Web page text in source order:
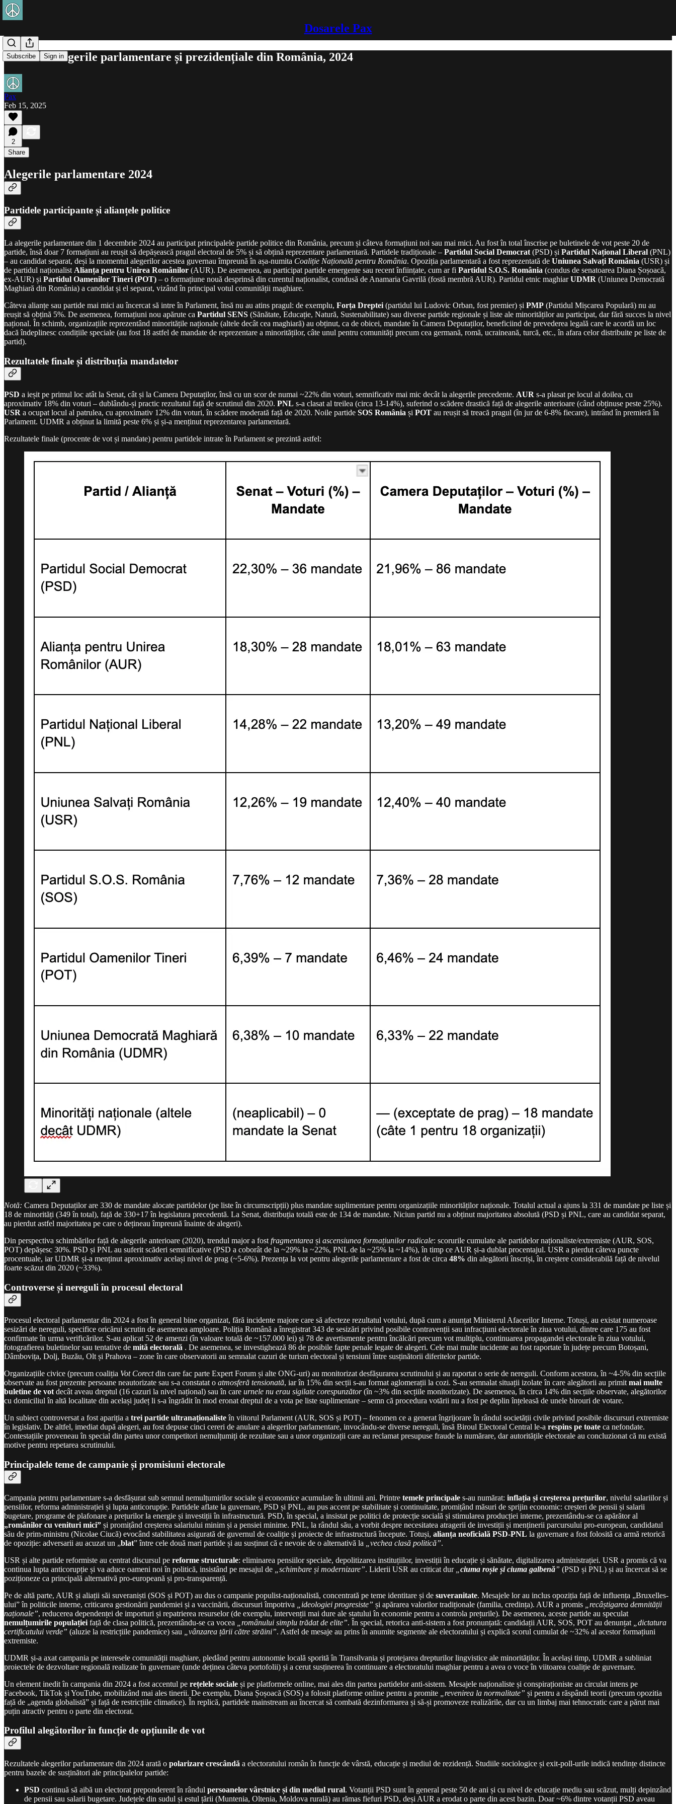
Dosarele Pax
Subscribe Sign in
Analiză: Alegerile parlamentare și prezidențiale din România, 2024
Pax
Feb 15, 2025
2
Share
Alegerile parlamentare 2024
Partidele participante și alianțele politice
La alegerile parlamentare din 1 decembrie 2024 au participat principalele partide politice din România, precum și câteva formațiuni noi sau mai mici. Au fost în total înscrise pe buletinele de vot peste 20 de
partide, însă doar 7 formațiuni au reușit să depășească pragul electoral de 5% și să obțină reprezentare parlamentară. Partidele tradiționale – Partidul Social Democrat (PSD) și Partidul Național Liberal (PNL)
– au candidat separat, deși la momentul alegerilor acestea guvernau împreună în așa-numita Coaliție Națională pentru România. Opoziția parlamentară a fost reprezentată de Uniunea Salvați România (USR) și
de partidul naționalist Alianța pentru Unirea Românilor (AUR). De asemenea, au participat partide emergente sau recent înființate, cum ar fi Partidul S.O.S. România (condus de senatoarea Diana Șoșoacă,
ex-AUR) și Partidul Oamenilor Tineri (POT) – o formațiune nouă desprinsă din curentul naționalist, condusă de Anamaria Gavrilă (fostă membră AUR). Partidul etnic maghiarUDMR (Uniunea Democrată
Maghiară din România) a candidat și el separat, vizând în principal votul comunității maghiare.
Câteva alianțe sau partide mai mici au încercat să intre în Parlament, însă nu au atins pragul: de exemplu, Forța Dreptei (partidul lui Ludovic Orban, fost premier) și PMP (Partidul Mișcarea Populară) nu au
reușit să obțină 5%. De asemenea, formațiuni nou apărute ca Partidul SENS (Sănătate, Educație, Natură, Sustena­bilitate) sau diverse partide regionale și liste ale minorităților au participat, dar fără succes la nivel
național. În schimb, organizațiile reprezentând minoritățile naționale (altele decât cea maghiară) au obținut, ca de obicei, mandate în Camera Deputaților, beneficiind de prevederea legală care le acordă un loc
dacă îndeplinesc condițiile speciale (au fost 18 astfel de mandate de reprezentare a minorităților, câte unul pentru comunități precum cea germană, romă, ucraineană, turcă, etc., în afara celor distribuite pe liste de
partid).
Rezultatele finale și distribuția mandatelor
PSD a ieșit pe primul loc atât la Senat, cât și la Camera Deputaților, însă cu un scor de numai ~22% din voturi, semnificativ mai mic decât la alegerile precedente. AUR s-a plasat pe locul al doilea, cu
aproximativ 18% din voturi – dublându-și practic rezultatul față de scrutinul din 2020. PNL s-a clasat al treilea (circa 13-14%), suferind o scădere drastică față de alegerile anterioare (când obținuse peste 25%).
USR a ocupat locul al patrulea, cu aproximativ 12% din voturi, în scădere moderată față de 2020. Noile partide SOS România și POT au reușit să treacă pragul (în jur de 6-8% fiecare), intrând în premieră în
Parlament. UDMR a obținut la limită peste 6% și și-a menținut reprezentarea parlamentară.
Rezultatele finale (procente de vot și mandate) pentru partidele intrate în Parlament se prezintă astfel:
Notă: Camera Deputaților are 330 de mandate alocate partidelor (pe liste în circumscripții) plus mandate suplimentare pentru organizațiile minorităților naționale. Totalul actual a ajuns la 331 de mandate pe liste și
18 de minorități (349 în total), față de 330+17 în legislatura precedentă. La Senat, distribuția totală este de 134 de mandate. Niciun partid nu a obținut majoritatea absolută (PSD și PNL, care au candidat separat,
au pierdut astfel majoritatea pe care o dețineau împreună înainte de alegeri).
Din perspectiva schimbărilor față de alegerile anterioare (2020), trendul major a fost fragmentarea și ascensiunea formațiunilor radicale: scorurile cumulate ale partidelor naționaliste/extremiste (AUR, SOS,
POT) depășesc 30%. PSD și PNL au suferit scăderi semnificative (PSD a coborât de la ~29% la ~22%, PNL de la ~25% la ~14%), în timp ce AUR și-a dublat procentajul. USR a pierdut câteva puncte
procentuale, iar UDMR și-a menținut aproximativ același nivel de prag (~5-6%). Prezența la vot pentru alegerile parlamentare a fost de circa 48% din alegătorii înscriși, în creștere considerabilă față de nivelul
foarte scăzut din 2020 (~33%).
Controverse și nereguli în procesul electoral
Procesul electoral parlamentar din 2024 a fost în general bine organizat, fără incidente majore care să afecteze rezultatul votului, după cum a anunțat Ministerul Afacerilor Interne. Totuși, au existat numeroase
sesizări de nereguli, specifice oricărui scrutin de asemenea amploare. Poliția Română a înregistrat 343 de sesizări privind posibile contravenții sau infracțiuni electorale în ziua votului, dintre care 175 au fost
confirmate în urma verificărilor. S-au aplicat 52 de amenzi (în valoare totală de ~157.000 lei) și 78 de avertismente pentru încălcări precum vot multiplu, continuarea propagandei electorale în ziua votului,
fotografierea buletinelor sau tentative de mită electorală . De asemenea, se investighează 86 de posibile fapte penale legate de alegeri. Cele mai multe incidente au fost raportate în județe precum Botoșani,
Dâmbovița, Dolj, Buzău, Olt și Prahova – zone în care observatorii au semnalat cazuri de turism electoral și tensiuni între susținătorii diferitelor partide.
Organizațiile civice (precum coaliția Vot Corectdin care fac parte Expert Forum și alte ONG-uri) au monitorizat desfășurarea scrutinului și au raportat o serie de nereguli. Conform acestora, în ~4-5% din secțiile
observate au fost prezente persoane neautorizate sau s-a constatat o atmosferă tensionată, iar în 15% din secții s-au format aglomerații la cozi. S-au semnalat situații izolate în care alegătorii au primit mai multe
buletine de vot decât aveau dreptul (16 cazuri la nivel național) sau în care urnele nu erau sigilate corespunzător(în ~3% din secțiile monitorizate). De asemenea, în circa 14% din secțiile observate, alegătorilor
cu domiciliul în altă localitate din același județ li s-a îngrădit în mod eronat dreptul de a vota pe liste suplimentare – semn că procedura votării nu a fost pe deplin înțeleasă de unele birouri de votare.
Un subiect controversat a fost apariția a trei partide ultranaționalisteîn viitorul Parlament (AUR, SOS și POT) – fenomen ce a generat îngrijorare în rândul societății civile privind posibile discursuri extremiste
în legislativ. De altfel, imediat după alegeri, au fost depuse cinci cereri de anulare a alegerilor parlamentare, invocându-se diverse nereguli, însă Biroul Electoral Central le-a respins pe toate ca nefondate.
Contestațiile proveneau în special din partea unor competitori nemulțumiți de rezultate sau a unor organizații care au reclamat presupuse fraude la numărare, dar autoritățile electorale au concluzionat că nu există
motive pentru repetarea scrutinului.
Principalele teme de campanie și promisiuni electorale
Campania pentru parlamentare s-a desfășurat sub semnul nemulțumirilor sociale și economice acumulate în ultimii ani. Printre temele principale s-au numărat: inflația și creșterea prețurilor, nivelul salariilor și
pensiilor, reforma administrației și lupta anticorupție. Partidele aflate la guvernare, PSD și PNL, au pus accent pe stabilitate și continuitate, promițând măsuri de sprijin economic: creșteri de pensii și salarii
bugetare, programe de plafonare a prețurilor la energie și investiții în infrastructură. PSD, în special, a insistat pe politici de protecție socială și stimularea producției interne, prezentându-se ca apărător al
„românilor cu venituri mici” și promițând creșterea salariului minim și a pensiei minime. PNL, la rândul său, a vorbit despre necesitatea atragerii de investiții și menținerii parcursului pro-european, candidatul
său de prim-ministru (Nicolae Ciucă) evocând stabilitatea asigurată de guvernul de coaliție și proiecte de infrastructură începute. Totuși, alianța neoficială PSD-PNL la guvernare a fost folosită ca armă retorică
de opoziție: adversarii au acuzat un „blat” între cele două mari partide și au susținut că e nevoie de o alternativă la „vechea clasă politică”.
USR și alte partide reformiste au centrat discursul pe reforme structurale: eliminarea pensiilor speciale, depolitizarea instituțiilor, investiții în educație și sănătate, digitalizarea administrației. USR a promis că va
continua lupta anticorupție și va aduce oameni noi în politică, insistând pe mesajul de
„schimbare și modernizare”. Liderii USR au criticat dur ciuma roșie și ciuma galbenă” (PSD și PNL) și au încercat să se
poziționeze ca principală alternativă pro-europeană și pro-transparență.
Pe de altă parte, AUR și aliații săi suveraniști (SOS și POT) au dus o campanie populist-naționalistă, concentrată pe teme identitare și de suveranitate. Mesajele lor au inclus opoziția față de influența „Bruxelles-
ului” în politicile interne, criticarea gestionării pandemiei și a vaccinării, discursuri împotriva
„ideologiei progresiste” și apărarea valorilor tradiționale (familia, credința). AUR a promis
„recâștigarea demnității
naționale”, reducerea dependenței de importuri și repatrierea resurselor (de exemplu, intervenții mai dure ale statului în economie pentru a controla prețurile). De asemenea, aceste partide au speculat
nemulțumirile populației față de clasa politică, prezentându-se ca vocea „românului simplu trădat de elite”. În special, retorica anti-sistem a fost pronunțată: candidații AUR, SOS, POT au denunțat
„dictatura
certificatului verde” (aluzie la restricțiile pandemice) sau „vânzarea țării către străini”. Astfel de mesaje au prins în anumite segmente ale electoratului și explică scorul cumulat de ~32% al acestor formațiuni
extremiste.
UDMR și-a axat campania pe interesele comunității maghiare, pledând pentru autonomie locală sporită în Transilvania și protejarea drepturilor lingvistice ale minorităților. În același timp, UDMR a subliniat
proiectele de dezvoltare regională realizate în guvernare (unde deținea câteva portofolii) și a cerut susținerea în continuare a electoratului maghiar pentru a avea o voce în viitoarea coaliție de guvernare.
Un element inedit în campania din 2024 a fost accentul pe rețelele sociale și pe platformele online, mai ales din partea partidelor anti-sistem. Mesajele naționaliste și conspiraționiste au circulat intens pe
Facebook, TikTok și YouTube, mobilizând mai ales tinerii. De exemplu, Diana Șoșoacă (SOS) a folosit platforme online pentru a promite
„revenirea la normalitate” și pentru a răspândi teorii (precum opozitia
față de „agenda globalistă” și față de restricțiile climatice). În replică, partidele mainstream au încercat să combată dezinformarea și să-și promoveze realizările, dar cu un limbaj mai tehnocratic care a părut mai
puțin atractiv pentru o parte din electorat.
Profilul alegătorilor în funcție de opțiunile de vot
Rezultatele alegerilor parlamentare din 2024 arată o polarizare crescândă a electoratului român în funcție de vârstă, educație și mediul de rezidență. Studiile sociologice și exit-poll-urile indică tendințe distincte
pentru bazele de susținători ale principalelor partide:
PSD continuă să aibă un electorat preponderent în rândul persoanelor vârstnice și din mediul rural. Votanții PSD sunt în general peste 50 de ani și cu nivel de educație mediu sau scăzut, mulți depinzând
de pensii sau salarii bugetare. Județele din sudul și estul țării (Muntenia, Oltenia, Moldova rurală) au rămas fiefuri PSD, deși AUR a erodat o parte din acest bazin. Doar ~6% dintre votanții PSD aveau